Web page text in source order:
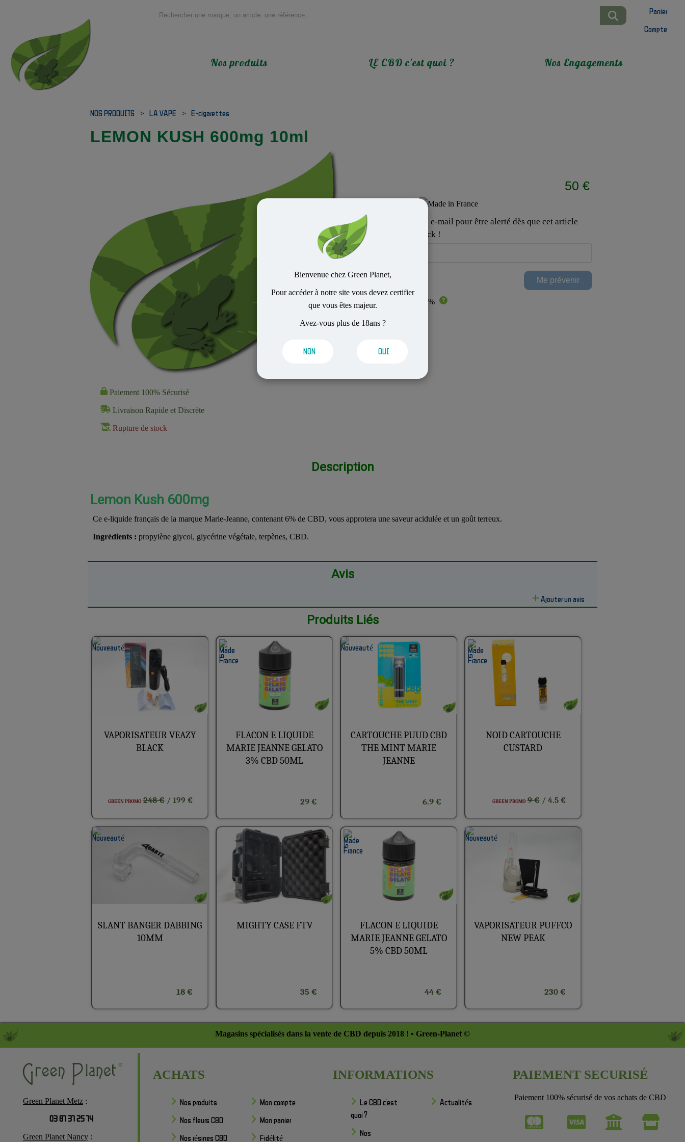
Bienvenue chez Green Planet,
Pour accéder à notre site vous devez certifier
que vous êtes majeur.
Avez-vous plus de 18ans ?
NON OUI
Panier
Compte
Nos produits LE CBD c'est quoi ? Nos Engagements
NOS PRODUITS > LA VAPE > E-cigarettes
LEMON KUSH 600mg 10ml
Paiement 100% Sécurisé
Livraison Rapide et Discrète
Rupture de stock
50 €
Inscrivez votre adresse e-mail pour être alerté dès que cet article
sera de nouveau en stock !
CBD : 6 %
Description
Lemon Kush 600mg
Ce e-liquide français de la marque Marie-Jeanne, contenant 6% de CBD, vous approtera une saveur acidulée et un goût terreux.
Ingrédients : propylène glycol, glycérine végétale, terpènes, CBD.
Avis
Ajouter un avis
Produits Liés
VAPORISATEUR VEAZY
BLACK
GREEN PROMO 248 €/ 199 €
FLACON E LIQUIDE
MARIE JEANNE GELATO
3% CBD 50ML
29 €
CARTOUCHE PUUD CBD
THE MINT MARIE
JEANNE
6.9 €
NOID CARTOUCHE
CUSTARD
GREEN PROMO 9 €/ 4.5 €
SLANT BANGER DABBING
10MM
18 €
MIGHTY CASE FTV
35 €
FLACON E LIQUIDE
MARIE JEANNE GELATO
5% CBD 50ML
44 €
VAPORISATEUR PUFFCO
NEW PEAK
230 €
Magasins spécialisés dans la vente de CBD depuis 2018 ! • Green-Planet ©
Green Planet Metz :
03 87 37 25 74
Green Planet Nancy :
ACHATS
Nos produits
Nos fleurs CBD
Nos résines CBD
Mon compte
Mon panier
Fidélité
INFORMATIONS
Le CBD c'est
quoi ?
Nos
Actualités
PAIEMENT SECURISÉ
Paiement 100% sécurisé de vos achats de CBD